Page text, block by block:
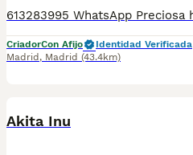
CriadorCon Afijo
Identidad Verificada
Madrid , Madrid (43.4km)
Akita Inu